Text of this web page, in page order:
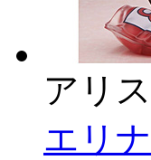
アリ
エリ